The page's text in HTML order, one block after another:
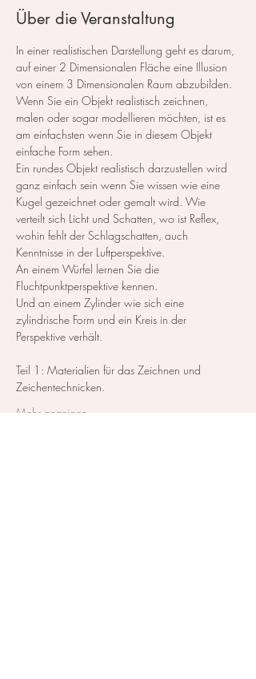
Über die Veranstaltung
In einer realistischen Darstellung geht es darum,
auf einer 2 Dimensionalen Fläche eine Illusion
von einem 3 Dimensionalen Raum abzubilden.
Wenn Sie ein Objekt realistisch zeichnen,
malen oder sogar modellieren möchten, ist es
am einfachsten wenn Sie in diesem Objekt
einfache Form sehen.
Ein rundes Objekt realistisch darzustellen wird
ganz einfach sein wenn Sie wissen wie eine
Kugel gezeichnet oder gemalt wird. Wie
verteilt sich Licht und Schatten, wo ist Reflex,
wohin fehlt der Schlagschatten, auch
Kenntnisse in der Luftperspektive.
An einem Würfel lernen Sie die
Fluchtpunktperspektive kennen.
Und an einem Zylinder wie sich eine
zylindrische Form und ein Kreis in der
Perspektive verhält.
Teil 1: Materialien für das Zeichnen und
Zeichentechnicken.
Mehr anzeigen